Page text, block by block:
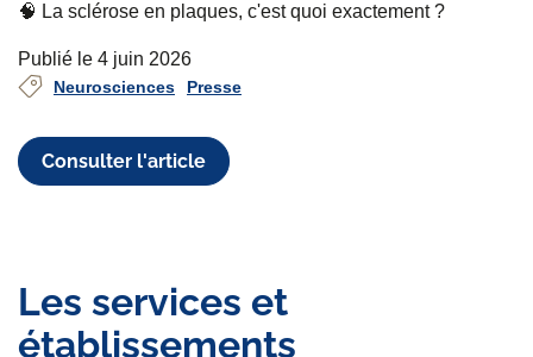
🧠 La sclérose en plaques, c'est quoi exactement ?
Publié le 4 juin 2026
Neurosciences Presse
Consulter l'article
Les services et
établissements